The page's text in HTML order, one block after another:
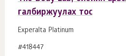
галбиржуулах тос
Experalta Platinum
#418447